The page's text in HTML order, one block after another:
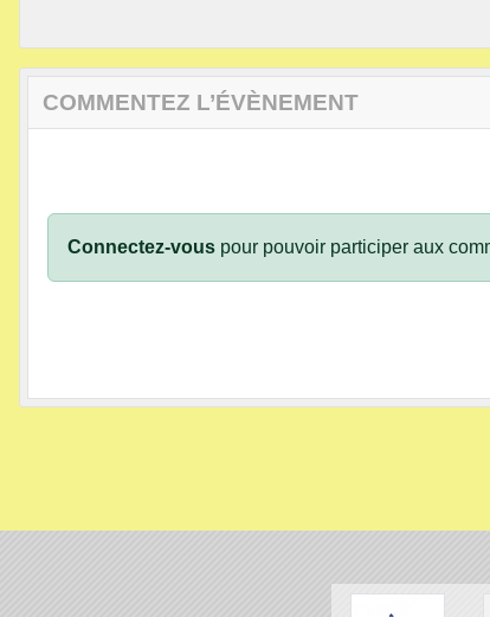
COMMENTEZ L’ÉVÈNEMENT
Connectez-vous pour pouvoir participer aux